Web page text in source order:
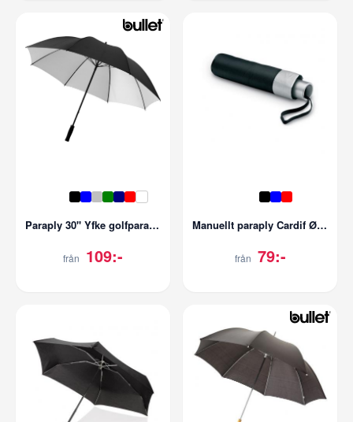
Paraply 30'' Yfke golfparaply med EVA-handtag
från 109:-
Manuellt paraply Cardif Ø97 Hopfällbart
från 79:-